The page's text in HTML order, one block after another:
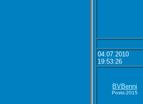
04.07.2010
19:53:26
BVBenni
Posts:2015